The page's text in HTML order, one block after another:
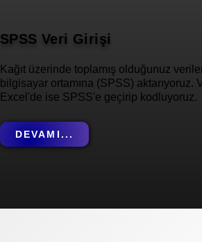
SPSS Veri Girişi
Kağıt üzerinde toplamış olduğunuz
bilgisayar ortamına (SPSS) aktarıyoruz.
Excel'de ise SPSS'e geçirip kodluyoruz.
DEVAMI...